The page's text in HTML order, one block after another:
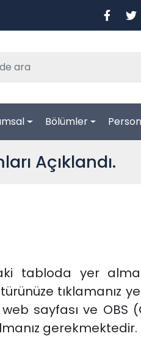
Bölümler
Açıklandı.
tabloda yer
tıklamanız
sayfası ve OBS
gerekmektedir.